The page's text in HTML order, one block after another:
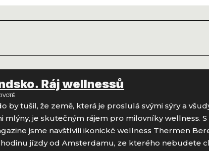
Ráj wellnessů
by tušil, že země, která je proslulá svými sýry a
mlýny, je skutečným rájem pro milovníky wellness. S
jsme navštívili ikonické wellness Thermen
jízdy od Amsterdamu, ze kterého nebudete